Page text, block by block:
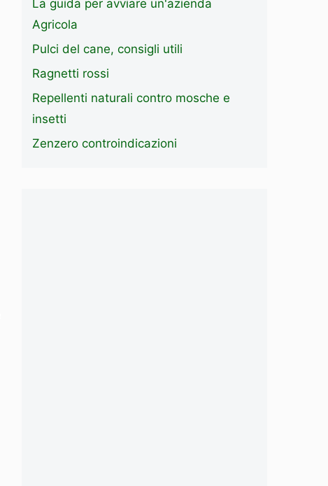
La guida per avviare un'azienda
Agricola
Pulci del cane, consigli utili
Ragnetti rossi
Repellenti naturali contro mosche e
insetti
Zenzero controindicazioni